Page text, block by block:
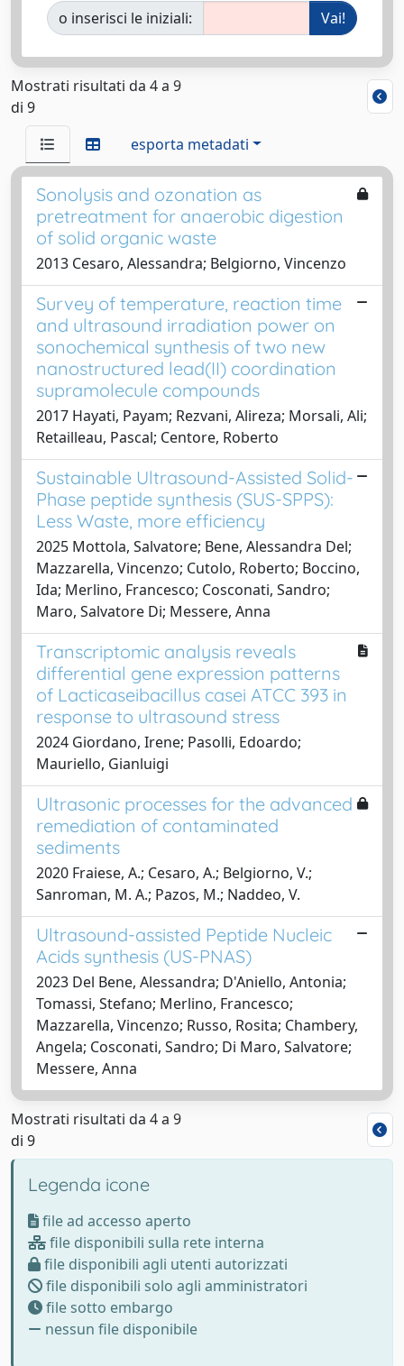
o inserisci le iniziali:
Mostrati risultati da 4 a 9
di 9
esporta metadati
Sonolysis and ozonation as
pretreatment for anaerobic digestion
of solid organic waste
2013 Cesaro, Alessandra; Belgiorno, Vincenzo
Survey of temperature, reaction time
and ultrasound irradiation power on
sonochemical synthesis of two new
nanostructured lead(II) coordination
supramolecule compounds
2017 Hayati, Payam; Rezvani, Alireza; Morsali, Ali;
Retailleau, Pascal; Centore, Roberto
Sustainable Ultrasound-Assisted Solid-
Phase peptide synthesis (SUS-SPPS):
Less Waste, more efficiency
2025 Mottola, Salvatore; Bene, Alessandra Del;
Mazzarella, Vincenzo; Cutolo, Roberto; Boccino,
Ida; Merlino, Francesco; Cosconati, Sandro;
Maro, Salvatore Di; Messere, Anna
Transcriptomic analysis reveals
differential gene expression patterns
of Lacticaseibacillus casei ATCC 393 in
response to ultrasound stress
2024 Giordano, Irene; Pasolli, Edoardo;
Mauriello, Gianluigi
Ultrasonic processes for the advanced
remediation of contaminated
sediments
2020 Fraiese, A.; Cesaro, A.; Belgiorno, V.;
Sanroman, M. A.; Pazos, M.; Naddeo, V.
Ultrasound-assisted Peptide Nucleic
Acids synthesis (US-PNAS)
2023 Del Bene, Alessandra; D'Aniello, Antonia;
Tomassi, Stefano; Merlino, Francesco;
Mazzarella, Vincenzo; Russo, Rosita; Chambery,
Angela; Cosconati, Sandro; Di Maro, Salvatore;
Messere, Anna
Mostrati risultati da 4 a 9
di 9
Legenda icone
file ad accesso aperto
file disponibili sulla rete interna
file disponibili agli utenti autorizzati
file disponibili solo agli amministratori
file sotto embargo
nessun file disponibile